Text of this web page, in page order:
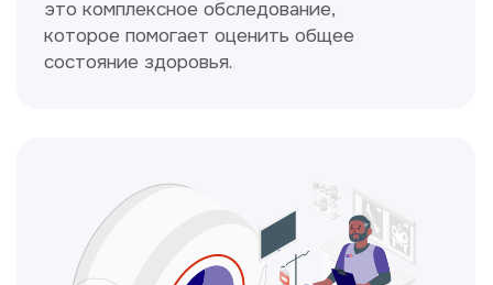
шейку матки с помощью специального
прибора — кольпоскопа.